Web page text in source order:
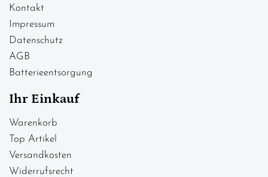
Kontakt
Impressum
Datenschutz
AGB
Batterieentsorgung
Ihr Einkauf
Warenkorb
Top Artikel
Versandkosten
Widerrufsrecht